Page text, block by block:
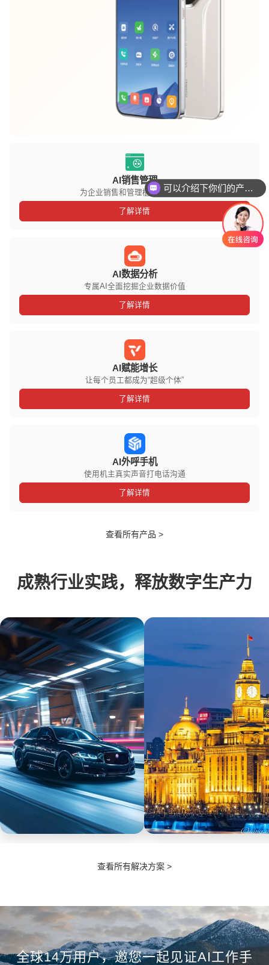
AI销售管理
为企业销售和管理植入数据基因
了解详情
AI数据分析
专属AI全面挖掘企业数据价值
了解详情
AI赋能增长
让每个员工都成为“超级个体”
了解详情
AI外呼手机
使用机主真实声音打电话沟通
了解详情
查看所有产品 >
成熟行业实践，释放数字生产力
发现数据泄漏，防范离职员工带
走客户等情况。
检分析。处理投诉可随时调取服
务数据佐证。
查看所有解决方案 >
全球14万用户，邀您一起见证AI工作手
可以介绍下你们的产品么